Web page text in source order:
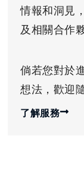
情報和洞見
及相關合作
倘若您對於
想法，歡迎
了解服務